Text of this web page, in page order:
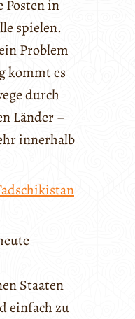
Posten in
spielen.
Problem
kommt es
durch
Länder –
innerhalb
Staaten
einfach zu